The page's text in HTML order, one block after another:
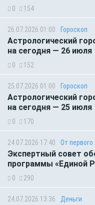
0 154
26.07.2026 01:00 Гороскоп
Астрологический
на сегодня — 26 июля
0 152
25.07.2026 01:00 Гороскоп
Астрологический
на сегодня — 25 июля
0 170
24.07.2026 17:40 От первого
Экспертный совет
программы «Единой
0 290
24.07.2026 13:36 Деньги